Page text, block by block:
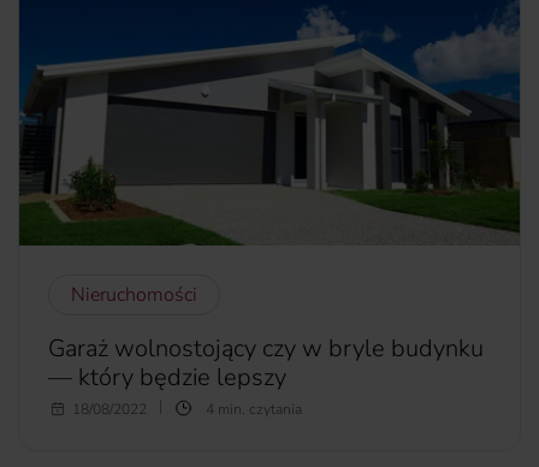
uwagę, by wybrać najbardziej opłacalne rozwiązanie.
więcej...
Nieruchomości
Garaż wolnostojący czy w bryle budynku
— który będzie lepszy
Dziś posiadanie samochodu jest tak powszechne, że
18/08/2022 4 min. czytania